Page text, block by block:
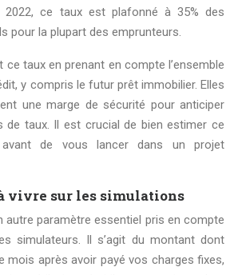
2022, ce taux est plafonné à 35% des
pour la plupart des emprunteurs.
ce taux en prenant en compte l’ensemble
y compris le futur prêt immobilier. Elles
une marge de sécurité pour anticiper
de taux. Il est crucial de bien estimer ce
avant de vous lancer dans un projet
vivre sur les simulations
autre paramètre essentiel pris en compte
simulateurs. Il s’agit du montant dont
mois après avoir payé vos charges fixes,